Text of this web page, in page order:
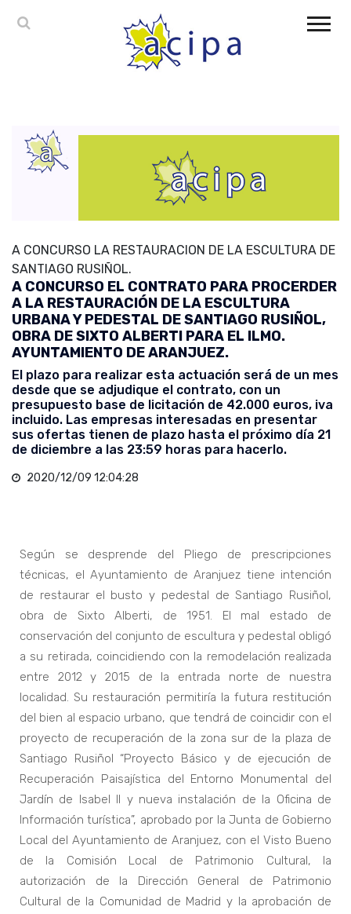
A CONCURSO LA RESTAURACION DE LA ESCULTURA DE
SANTIAGO RUSIÑOL.
A CONCURSO EL CONTRATO PARA PROCERDER
A LA RESTAURACIÓN DE LA ESCULTURA
URBANA Y PEDESTAL DE SANTIAGO RUSIÑOL,
OBRA DE SIXTO ALBERTI PARA EL ILMO.
AYUNTAMIENTO DE ARANJUEZ.
El plazo para realizar esta actuación será de un mes
desde que se adjudique el contrato, con un
presupuesto base de licitación de 42.000 euros, iva
incluido. Las empresas interesadas en presentar
sus ofertas tienen de plazo hasta el próximo día 21
de diciembre a las 23:59 horas para hacerlo.
2020/12/09 12:04:28
Según se desprende del Pliego de prescripciones
técnicas, el Ayuntamiento de Aranjuez tiene intención
de restaurar el busto y pedestal de Santiago Rusiñol,
obra de Sixto Alberti, de 1951. El mal estado de
conservación del conjunto de escultura y pedestal obligó
a su retirada, coincidiendo con la remodelación realizada
entre 2012 y 2015 de la entrada norte de nuestra
localidad. Su restauración permitiría la futura restitución
del bien al espacio urbano, que tendrá de coincidir con el
proyecto de recuperación de la zona sur de la plaza de
Santiago Rusiñol “Proyecto Básico y de ejecución de
Recuperación Paisajística del Entorno Monumental del
Jardín de Isabel II y nueva instalación de la Oficina de
Información turística”, aprobado por la Junta de Gobierno
Local del Ayuntamiento de Aranjuez, con el Visto Bueno
de la Comisión Local de Patrimonio Cultural, la
autorización de la Dirección General de Patrimonio
Cultural de la Comunidad de Madrid y la aprobación de